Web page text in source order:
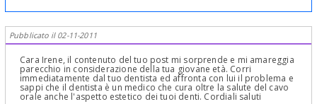
Pubblicato il 02-11-2011
Cara Irene, il contenuto del tuo post mi sorprende e mi amareggia
parecchio in considerazione della tua giovane età. Corri
immediatamente dal tuo dentista ed affronta con lui il problema e
sappi che il dentista è un medico che cura oltre la salute del cavo
orale anche l'aspetto estetico dei tuoi denti. Cordiali saluti